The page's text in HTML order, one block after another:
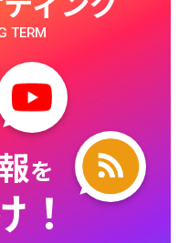
TERM
を
！